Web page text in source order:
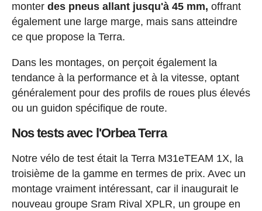
monter des pneus allant jusqu'à 45 mm, offrant
également une large marge, mais sans atteindre
ce que propose la Terra.
Dans les montages, on perçoit également la
tendance à la performance et à la vitesse, optant
généralement pour des profils de roues plus élevés
ou un guidon spécifique de route.
Nos tests avec l'Orbea Terra
Notre vélo de test était la Terra M31eTEAM 1X, la
troisième de la gamme en termes de prix. Avec un
montage vraiment intéressant, car il inaugurait le
nouveau groupe Sram Rival XPLR, un groupe en